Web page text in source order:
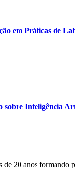
em Práticas de
sobre Inteligência
20 anos